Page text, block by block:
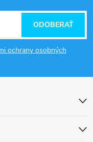
ochrany osobných
ODOBERAŤ